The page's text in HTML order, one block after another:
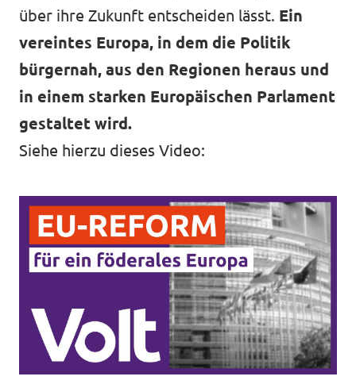
über ihre Zukunft entscheiden lässt. Ein
vereintes Europa, in dem die Politik
bürgernah, aus den Regionen heraus und
in einem starken Europäischen Parlament
gestaltet wird.
Siehe hierzu dieses Video: